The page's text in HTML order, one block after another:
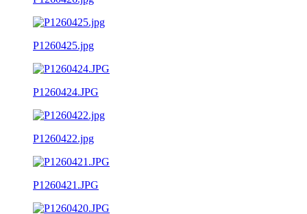
P1260425.jpg
P1260424.JPG
P1260422.jpg
P1260421.JPG